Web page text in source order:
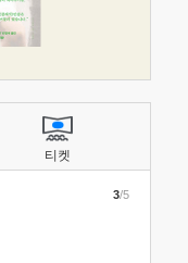
3/5
티켓